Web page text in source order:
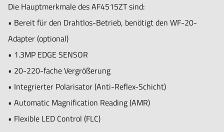
Arbeitsabstand: Standard
Objektiv-Typ: Glas mit Antireflexionsbeschichtung
Sensor
Sensor-Typ: CMOS
Auflösung: 1,3 Megapixel (1280x1024)
Maximale Bildrate: 30 fps
Die Hauptmerkmale des AF4515ZT sind:
• Bereit für den Drahtlos-Betrieb, benötigt den WF-20-
Adapter (optional)
• 1.3MP EDGE SENSOR
• 20-220-fache Vergrößerung
• Integrierter Polarisator (Anti-Reflex-Schicht)
• Automatic Magnification Reading (AMR)
• Flexible LED Control (FLC)